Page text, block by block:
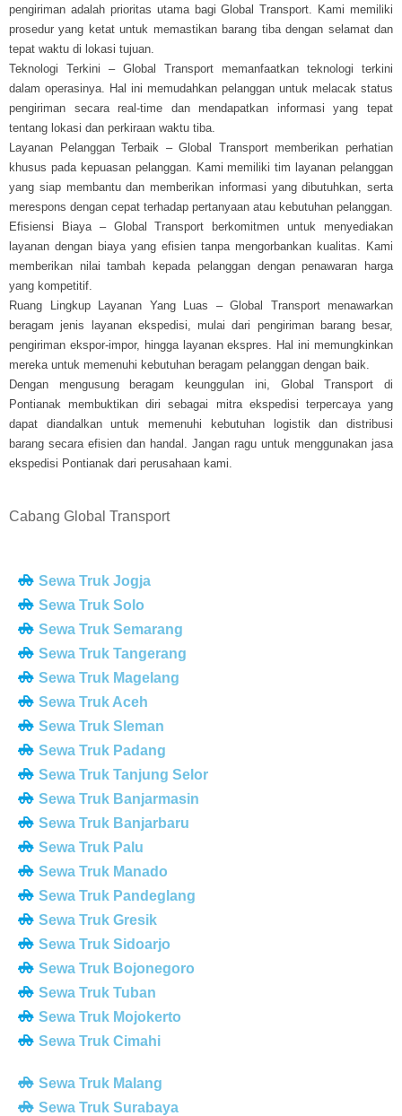
pengiriman adalah prioritas utama bagi Global Transport. Kami memiliki
prosedur yang ketat untuk memastikan barang tiba dengan selamat dan
tepat waktu di lokasi tujuan.
Teknologi Terkini – Global Transport memanfaatkan teknologi terkini
dalam operasinya. Hal ini memudahkan pelanggan untuk melacak status
pengiriman secara real-time dan mendapatkan informasi yang tepat
tentang lokasi dan perkiraan waktu tiba.
Layanan Pelanggan Terbaik – Global Transport memberikan perhatian
khusus pada kepuasan pelanggan. Kami memiliki tim layanan pelanggan
yang siap membantu dan memberikan informasi yang dibutuhkan, serta
merespons dengan cepat terhadap pertanyaan atau kebutuhan pelanggan.
Efisiensi Biaya – Global Transport berkomitmen untuk menyediakan
layanan dengan biaya yang efisien tanpa mengorbankan kualitas. Kami
memberikan nilai tambah kepada pelanggan dengan penawaran harga
yang kompetitif.
Ruang Lingkup Layanan Yang Luas – Global Transport menawarkan
beragam jenis layanan ekspedisi, mulai dari pengiriman barang besar,
pengiriman ekspor-impor, hingga layanan ekspres. Hal ini memungkinkan
mereka untuk memenuhi kebutuhan beragam pelanggan dengan baik.
Dengan mengusung beragam keunggulan ini, Global Transport di
Pontianak membuktikan diri sebagai mitra ekspedisi terpercaya yang
dapat diandalkan untuk memenuhi kebutuhan logistik dan distribusi
barang secara efisien dan handal. Jangan ragu untuk menggunakan jasa
ekspedisi Pontianak dari perusahaan kami.
Cabang Global Transport
Sewa Truk Jogja
Sewa Truk Solo
Sewa Truk Semarang
Sewa Truk Tangerang
Sewa Truk Magelang
Sewa Truk Aceh
Sewa Truk Sleman
Sewa Truk Padang
Sewa Truk Tanjung Selor
Sewa Truk Banjarmasin
Sewa Truk Banjarbaru
Sewa Truk Palu
Sewa Truk Manado
Sewa Truk Pandeglang
Sewa Truk Gresik
Sewa Truk Sidoarjo
Sewa Truk Bojonegoro
Sewa Truk Tuban
Sewa Truk Mojokerto
Sewa Truk Cimahi
Sewa Truk Malang
Sewa Truk Surabaya